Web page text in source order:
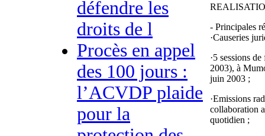
défendre les
droits de l
Procès en appel
des 100 jours :
l’ACVDP plaide
pour la
- Principales
·Causeries
·5 sessions
2003), à
juin 2003 ;
·Emissions
collaboration
quotidien ;